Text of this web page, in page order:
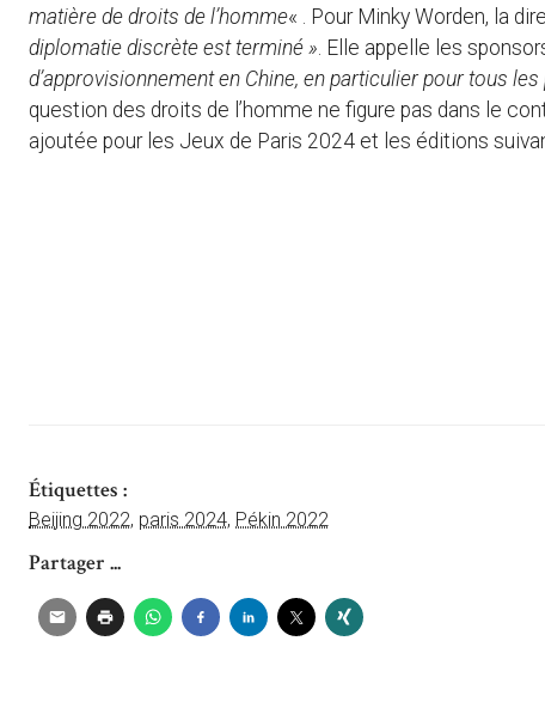
matière de droits de l’homme« . Pour Minky Worden, la
diplomatie discrète est terminé ». Elle appelle les
d’approvisionnement en Chine, en particulier pour tous
question des droits de l’homme ne figure pas dans le
ajoutée pour les Jeux de Paris 2024 et les éditions
Étiquettes :
Beijing 2022, paris 2024, Pékin 2022
Partager ...